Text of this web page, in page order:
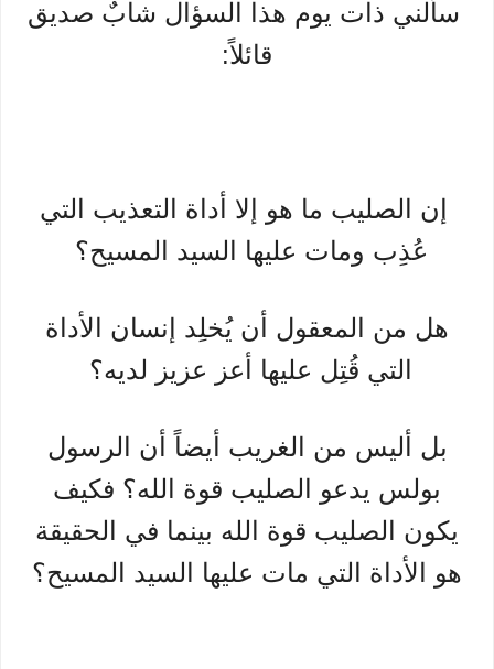
سألني ذات يوم هذا السؤال شابٌ صديق
قائلاً:
إن الصليب ما هو إلا أداة التعذيب التي
عُذِب ومات عليها السيد المسيح؟
هل من المعقول أن يُخلِد إنسان الأداة
التي قُتِل عليها أعز عزيز لديه؟
بل أليس من الغريب أيضاً أن الرسول
بولس يدعو الصليب قوة الله؟ فكيف
يكون الصليب قوة الله بينما في الحقيقة
هو الأداة التي مات عليها السيد المسيح؟